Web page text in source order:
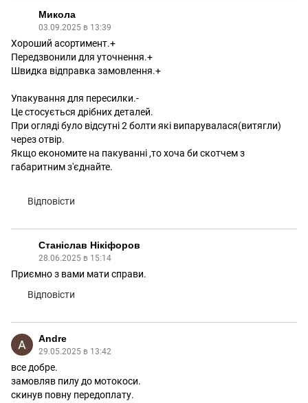
Микола
03.09.2025 в 13:39
Хороший асортимент.+
Передзвонили для уточнення.+
Швидка відправка замовлення.+
Упакування для пересилки.-
Це стосується дрібних деталей.
При огляді було відсутні 2 болти які випарувалася(витягли)
через отвір.
Якщо економите на пакуванні ,то хоча би скотчем з
габаритним з'єднайте.
Відповісти
Станіслав Нікіфоров
28.06.2025 в 15:14
Приємно з вами мати справи.
Відповісти
Andre
29.05.2025 в 13:42
все добре.
замовляв пилу до мотокоси.
скинув повну передоплату.